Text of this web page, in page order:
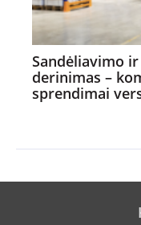
Sandėliavimo
derinimas –
sprendimai